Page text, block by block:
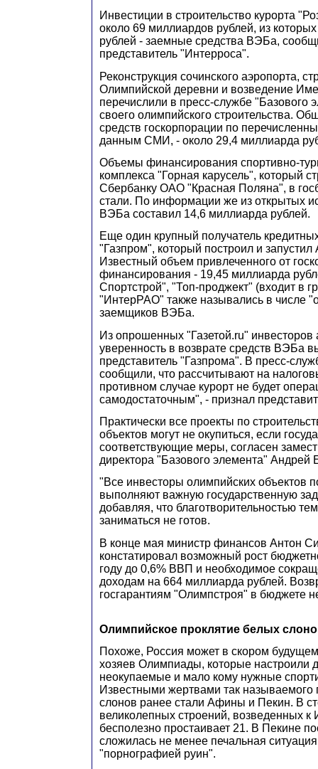
Инвестиции в строительство курорта
около 69 миллиардов рублей, из
рублей - заемные средства ВЭБа,
представитель "Интерроса".
Реконструкция сочинского аэропорта,
Олимпийской деревни и возведение
перечислили в пресс-службе "Базового
своего олимпийского строительства.
средств госкорпорации по
данным СМИ, - около 29,4 миллиарда
Объемы финансирования спортивно-
комплекса "Горная карусель", который
Сбербанку ОАО "Красная Поляна", в
стали. По информации же из открытых
ВЭБа составил 14,6 миллиарда рублей.
Еще один крупный получатель
"Газпром", который построил и
Известный объем привлеченного от
финансирования - 19,45 миллиарда
Спортстрой", "Топ-проджект" (входит в
"ИнтерРАО" также назывались в числе
заемщиков ВЭБа.
Из опрошенных "Газетой.ru"
уверенность в возврате средств ВЭБа
представитель "Газпрома". В пресс-
сообщили, что рассчитывают на
противном случае курорт не будет
самодостаточным", - признал
Практически все проекты по
объектов могут не окупиться, если
соответствующие меры, согласен
директора "Базового элемента" Андрей
"Все инвесторы олимпийских объектов
выполняют важную государственную
добавляя, что благотворительностью
заниматься не готов.
В конце мая министр финансов Антон
констатировал возможный рост
году до 0,6% ВВП и необходимое
доходам на 664 миллиарда рублей.
госгарантиям "Олимпстроя" в бюджете
Олимпийское проклятие белых
Похоже, Россия может в скором
хозяев Олимпиады, которые настроили
неокупаемые и мало кому нужные
Известными жертвами так называемого
слонов ранее стали Афины и Пекин. В
великолепных строений, возведенных к
бесполезно простаивает 21. В Пекине
сложилась не менее печальная
"порнографией руин".